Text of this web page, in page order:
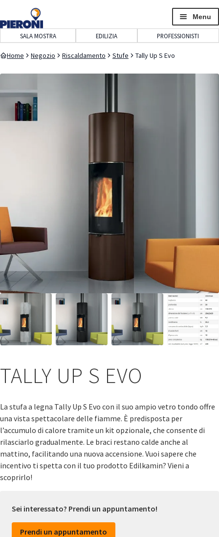
navigazione
contenuto
Menu
SALA MOSTRA EDILIZIA PROFESSIONISTI
Home Negozio Riscaldamento Stufe Tally Up S Evo
TALLY UP S EVO
La stufa a legna Tally Up S Evo con il suo ampio vetro tondo offre
una vista spettacolare delle fiamme. È predisposta per
l’accumulo di calore tramite un kit opzionale, che consente di
rilasciarlo gradualmente. Le braci restano calde anche al
mattino, facilitando una nuova accensione. Vuoi sapere che
incentivo ti spetta con il tuo prodotto Edilkamin? Vieni a
scoprirlo!
Sei interessato? Prendi un appuntamento!
Prendi un appuntamento